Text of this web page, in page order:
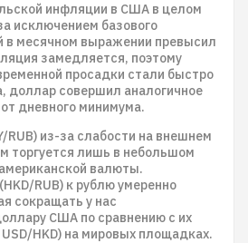
инфляции в США в целом
исключением базового
в месячном выражении превысил
замедляется, поэтому
просадки стали быстро
доллар совершил аналогичное
дневного минимума.
RUB) из-за слабости на внешнем
торгуется лишь в небольшом
валюты.
RUB) к рублю умеренно
сокращать у нас
США по сравнению с их
HKD) на мировых площадках.